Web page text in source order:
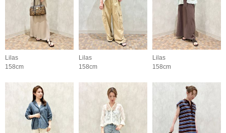
Lilas
158cm
Lilas
158cm
Lilas
158cm